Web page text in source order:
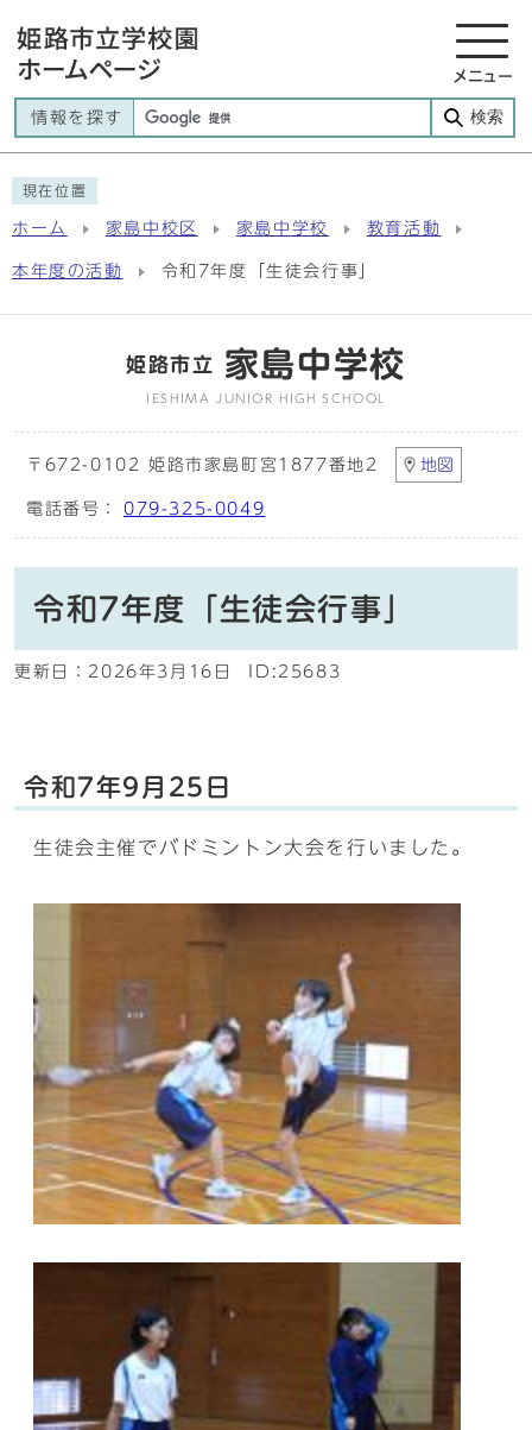
メニュー
情報を探す 検索
現在位置
ホーム 家島中校区 家島中学校 教育活動
本年度の活動 令和7年度「生徒会行事」
姫路市立 家島中学校
IESHIMA JUNIOR HIGH SCHOOL
〒672-0102 姫路市家島町宮1877番地2 地図
電話番号： 079-325-0049
令和7年度「生徒会行事」
更新日： 2026年3月16日 ID:25683
令和7年9月25日
生徒会主催でバドミントン大会を行いました。